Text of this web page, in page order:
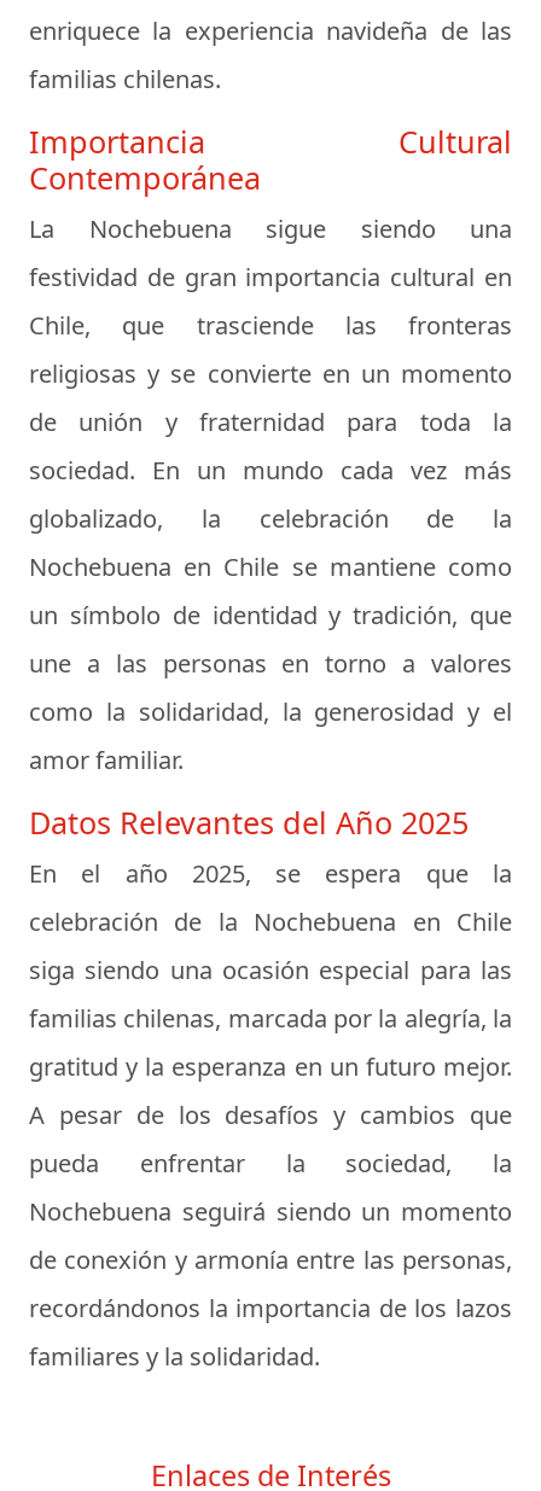
enriquece la experiencia navideña de las
familias chilenas.
Importancia Cultural
Contemporánea
La Nochebuena sigue siendo una
festividad de gran importancia cultural en
Chile, que trasciende las fronteras
religiosas y se convierte en un momento
de unión y fraternidad para toda la
sociedad. En un mundo cada vez más
globalizado, la celebración de la
Nochebuena en Chile se mantiene como
un símbolo de identidad y tradición, que
une a las personas en torno a valores
como la solidaridad, la generosidad y el
amor familiar.
Datos Relevantes del Año 2025
En el año 2025, se espera que la
celebración de la Nochebuena en Chile
siga siendo una ocasión especial para las
familias chilenas, marcada por la alegría, la
gratitud y la esperanza en un futuro mejor.
A pesar de los desafíos y cambios que
pueda enfrentar la sociedad, la
Nochebuena seguirá siendo un momento
de conexión y armonía entre las personas,
recordándonos la importancia de los lazos
familiares y la solidaridad.
Enlaces de Interés